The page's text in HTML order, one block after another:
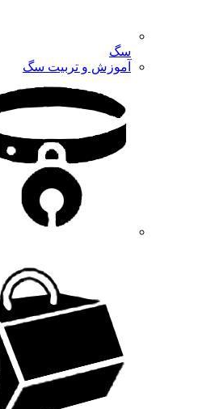
سگ
آموزش و تربیت سگ